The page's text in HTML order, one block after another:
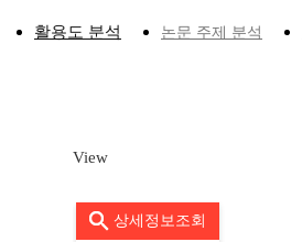
활용도 분석 논문 주제 분석
View
상세정보조회